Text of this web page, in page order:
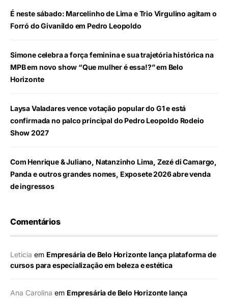
É neste sábado: Marcelinho de Lima e Trio Virgulino agitam o
Forró do Givanildo em Pedro Leopoldo
Simone celebra a força feminina e sua trajetória histórica na
MPB em novo show “Que mulher é essa!?” em Belo
Horizonte
Laysa Valadares vence votação popular do G1 e está
confirmada no palco principal do Pedro Leopoldo Rodeio
Show 2027
Com Henrique & Juliano, Natanzinho Lima, Zezé di Camargo,
Panda e outros grandes nomes, Exposete 2026 abre venda
de ingressos
Comentários
Leticia em Empresária de Belo Horizonte lança plataforma de
cursos para especialização em beleza e estética
Ana Carolina em Empresária de Belo Horizonte lança